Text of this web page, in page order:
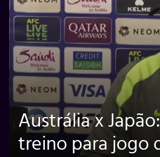
Austrália x
treino para jogo